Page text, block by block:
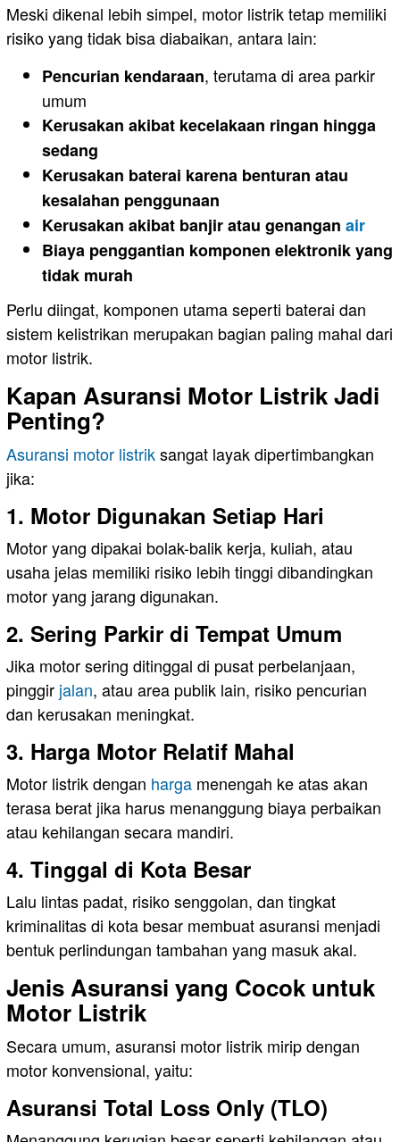
Meski dikenal lebih simpel, motor listrik tetap memiliki
risiko yang tidak bisa diabaikan, antara lain:
Pencurian kendaraan, terutama di area parkir
umum
Kerusakan akibat kecelakaan ringan hingga
sedang
Kerusakan baterai karena benturan atau
kesalahan penggunaan
Kerusakan akibat banjir atau genangan air
Biaya penggantian komponen elektronik yang
tidak murah
Perlu diingat, komponen utama seperti baterai dan
sistem kelistrikan merupakan bagian paling mahal dari
motor listrik.
Kapan Asuransi Motor Listrik Jadi
Penting?
Asuransi motor listriksangat layak dipertimbangkan
jika:
1. Motor Digunakan Setiap Hari
Motor yang dipakai bolak-balik kerja, kuliah, atau
usaha jelas memiliki risiko lebih tinggi dibandingkan
motor yang jarang digunakan.
2. Sering Parkir di Tempat Umum
Jika motor sering ditinggal di pusat perbelanjaan,
pinggir jalan, atau area publik lain, risiko pencurian
dan kerusakan meningkat.
3. Harga Motor Relatif Mahal
Motor listrik dengan harga menengah ke atas akan
terasa berat jika harus menanggung biaya perbaikan
atau kehilangan secara mandiri.
4. Tinggal di Kota Besar
Lalu lintas padat, risiko senggolan, dan tingkat
kriminalitas di kota besar membuat asuransi menjadi
bentuk perlindungan tambahan yang masuk akal.
Jenis Asuransi yang Cocok untuk
Motor Listrik
Secara umum, asuransi motor listrik mirip dengan
motor konvensional, yaitu:
Asuransi Total Loss Only (TLO)